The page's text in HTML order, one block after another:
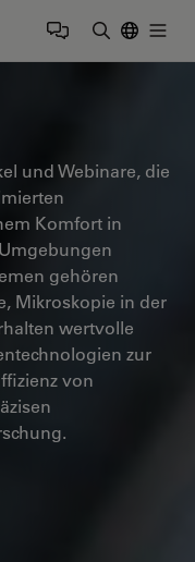
und Webinare, die
Komfort in
gehören
Mikroskopie in der
wertvolle
zur
von